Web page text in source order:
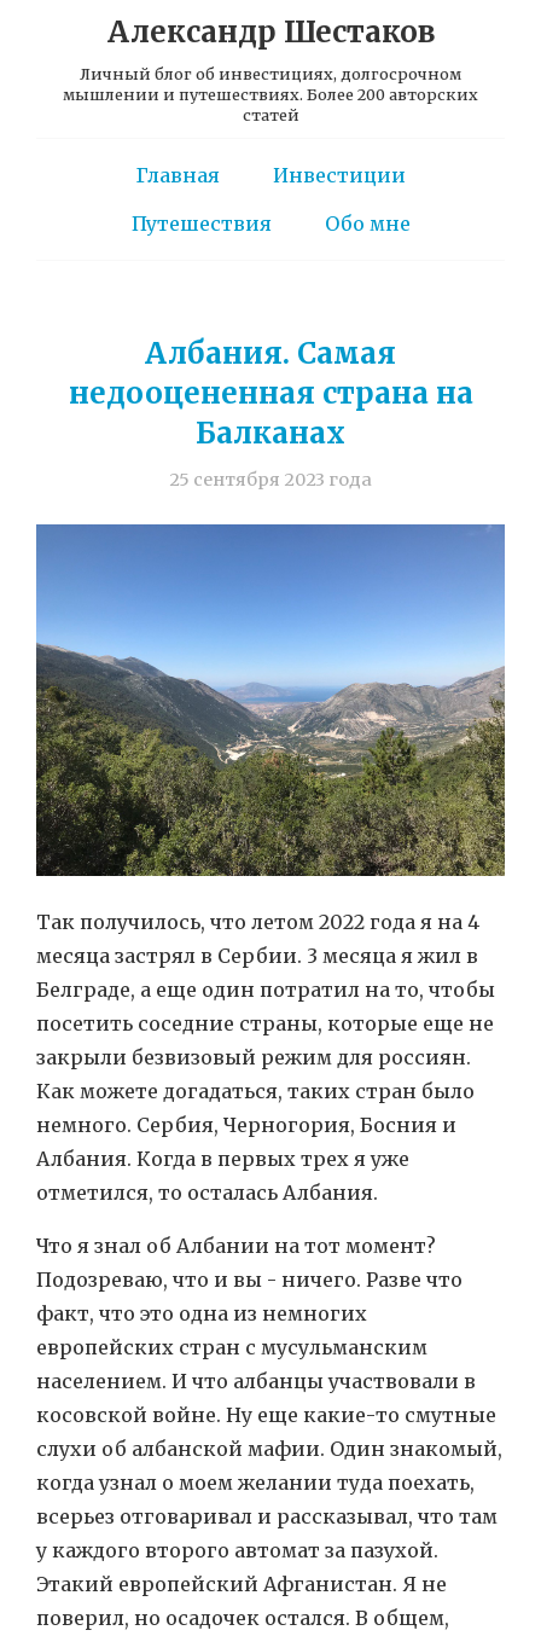
Александр Шестаков
Личный блог об инвестициях, долгосрочном
мышлении и путешествиях. Более 200 авторских
статей
Главная
Инвестиции
Путешествия
Обо мне
Албания. Самая
недооцененная страна на
Балканах
25 сентября 2023 года
Так получилось, что летом 2022 года я на 4
месяца застрял в Сербии. 3 месяца я жил в
Белграде, а еще один потратил на то, чтобы
посетить соседние страны, которые еще не
закрыли безвизовый режим для россиян.
Как можете догадаться, таких стран было
немного. Сербия, Черногория, Босния и
Албания. Когда в первых трех я уже
отметился, то осталась Албания.
Что я знал об Албании на тот момент?
Подозреваю, что и вы - ничего. Разве что
факт, что это одна из немногих
европейских стран с мусульманским
населением. И что албанцы участвовали в
косовской войне. Ну еще какие-то смутные
слухи об албанской мафии. Один знакомый,
когда узнал о моем желании туда поехать,
всерьез отговаривал и рассказывал, что там
у каждого второго автомат за пазухой.
Этакий европейский Афганистан. Я не
поверил, но осадочек остался. В общем,